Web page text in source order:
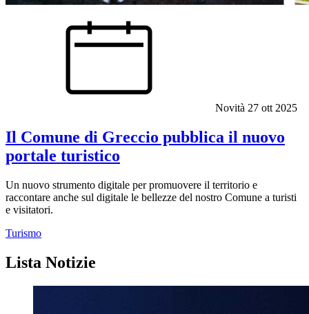
Novità 27 ott 2025
Il Comune di Greccio pubblica il nuovo
portale turistico
Un nuovo strumento digitale per promuovere il territorio e
raccontare anche sul digitale le bellezze del nostro Comune a turisti
e visitatori.
Turismo
Lista Notizie